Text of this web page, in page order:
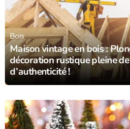
Maison vintage en bois :
décoration rustique pleine
d’authenticité !
Bois